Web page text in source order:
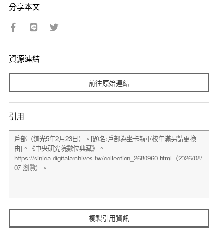
分享本文
資源連結
前往原始連結
引用
複製引用資訊